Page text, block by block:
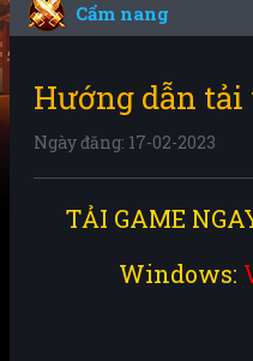
Cẩm nang
Hướng dẫn
Ngày đăng: 17-02-2023
TẢI GAME
Windows: